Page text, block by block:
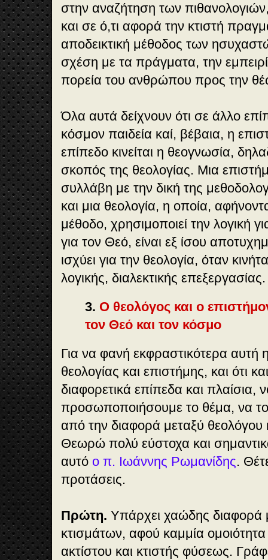
στην αναζήτηση των πιθανολογιών,
και σε ό,τι αφορά την κτιστή
αποδεικτική μέθοδος των
σχέση με τα πράγματα, την
πορεία του ανθρώπου προς την
Όλα αυτά δείχνουν ότι σε άλλο
κόσμον παιδεία καί, βέβαια, η
επίπεδο κινείται η θεογνωσία,
σκοπός της θεολογίας. Μια
συλλάβη με την δική της
και μια θεολογία, η οποία,
μέθοδο, χρησιμοποιεί την λογική
για τον Θεό, είναι εξ ίσου
ισχύει για την θεολογία, όταν
λογικής, διαλεκτικής επεξεργασίας.
3. Ο θεολόγος και ο
τον Θεό και τον κόσμο
Για να φανή εκφραστικότερα αυτή
θεολογίας και επιστήμης, και ότι
διαφορετικά επίπεδα και πλαίσια,
προσωποποιήσουμε το θέμα, να
από την διαφορά μεταξύ θεολόγου
Θεωρώ πολύ εύστοχα και
αυτό ο π. Ιωάννης Ρωμανίδης.
προτάσεις.
Πρώτη. Υπάρχει χαώδης διαφορά
κτισμάτων, αφού καμμία
ακτίστου και κτιστής φύσεως.